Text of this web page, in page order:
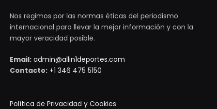
Nos regimos por las normas éticas del periodismo
internacional para llevar la mejor información y con la
mayor veracidad posible.
Email: admin@allin1deportes.com
Contacto: +1 346 475 5150
Política de Privacidad y Cookies